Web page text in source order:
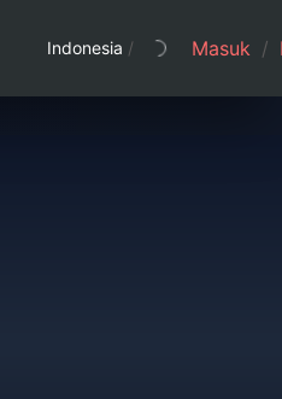
Indonesia / Masuk /